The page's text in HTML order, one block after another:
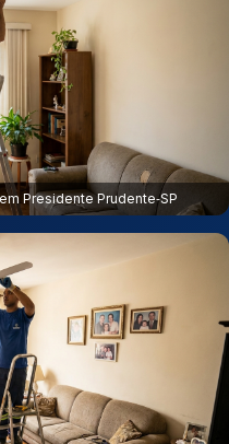
Presidente Prudente‑SP